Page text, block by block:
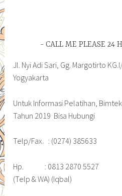
CALL ME PLEASE 24
Jl. Nyi Adi Sari, Gg. Margotirto
Yogyakarta
Untuk Informasi Pelatihan,
Tahun 2019 Bisa Hubungi
Telp/Fax. : (0274) 385633
Hp. : 0813 2870 5527
(Telp & WA) (Iqbal)